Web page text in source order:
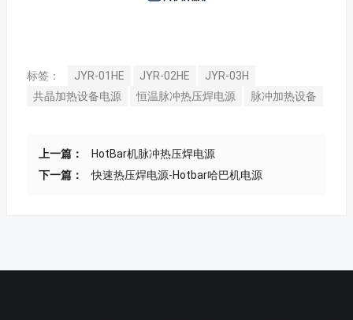
标签： JYR-01HE JYR-02HE
JYR-03H
共晶加热设备电源
恒温脉冲热压焊电源 脉冲加热设备
上一篇：
HotBar机脉冲热压焊电源
下一篇：
快速热压焊电源-Hotbar哈巴机电源